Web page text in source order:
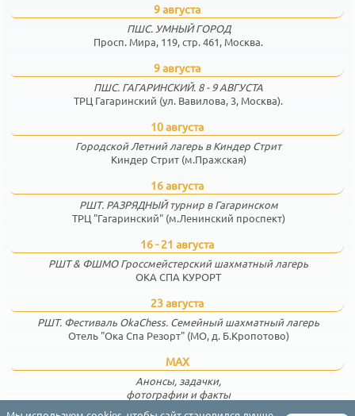
9 августа
ПШС. УМНЫЙ ГОРОД
Просп. Мира, 119, стр. 461, Москва.
9 августа
ПШС. ГАГАРИНСКИЙ. 8 - 9 АВГУСТА
ТРЦ Гагаринский (ул. Вавилова, 3, Москва).
10 августа
Городской Летний лагерь в Киндер Стрит
Киндер Стрит (м.Пражская)
16 августа
РШТ. РАЗРЯДНЫЙ турнир в Гагаринском
ТРЦ "Гагаринский" (м.Ленинский проспект)
16 - 21 августа
РШТ & ФШМО Гроссмейстерский шахматный лагерь
ОКА СПА КУРОРТ
23 августа
РШТ. Фестиваль OkaChess. Семейный шахматный лагерь
Отель "Ока Спа Резорт" (МО, д. Б.Кропотово)
MAX
Анонсы, задачки,
фотографии и факты